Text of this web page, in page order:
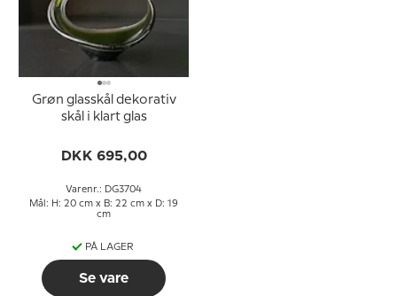
Grøn glasskål dekorativ
skål i klart glas
DKK 695,00
Varenr.: DG3704
Mål: H: 20 cm x B: 22 cm x D: 19
cm
PÅ LAGER
Se vare